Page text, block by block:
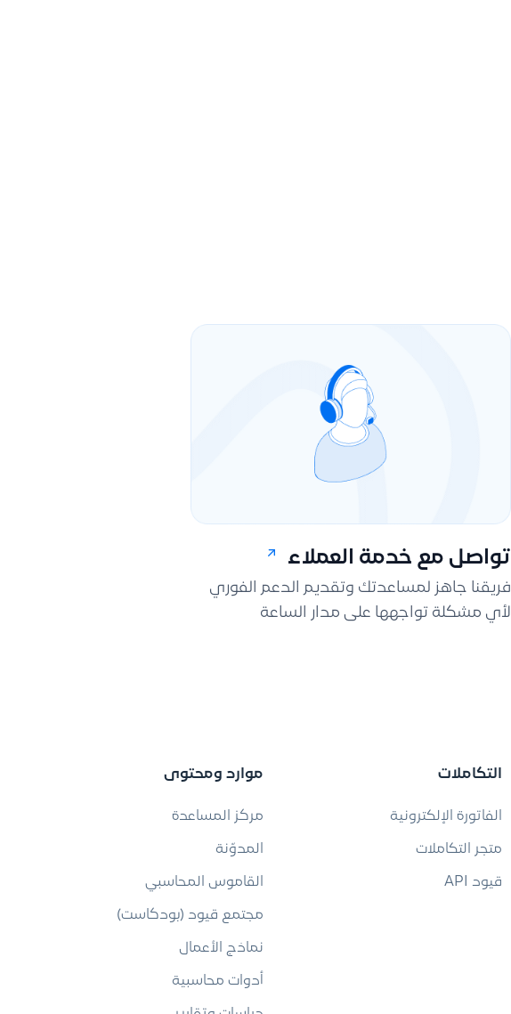
تواصل مع خدمة العملاء
فريقنا جاهز لمساعدتك وتقديم الدعم الفوري
لأي مشكلة تواجهها على مدار الساعة
التكاملات
الفاتورة الإلكترونية
متجر التكاملات
قيود API
موارد ومحتوى
مركز المساعدة
المدوّنة
القاموس المحاسبي
مجتمع قيود (بودكاست)
نماذج الأعمال
أدوات محاسبية